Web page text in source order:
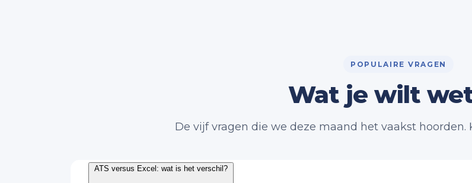
POPULAIRE VRAGEN
Wat je wilt
De vijf vragen die we deze maand het vaakst hoorden.
ATS versus Excel: wat is het verschil?